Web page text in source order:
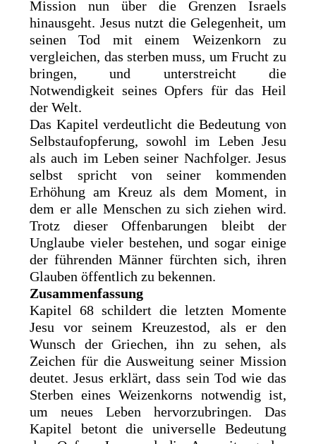
Mission nun über die Grenzen Israels
hinausgeht. Jesus nutzt die Gelegenheit, um
seinen Tod mit einem Weizenkorn zu
vergleichen, das sterben muss, um Frucht zu
bringen, und unterstreicht die
Notwendigkeit seines Opfers für das Heil
der Welt.
Das Kapitel verdeutlicht die Bedeutung von
Selbstaufopferung, sowohl im Leben Jesu
als auch im Leben seiner Nachfolger. Jesus
selbst spricht von seiner kommenden
Erhöhung am Kreuz als dem Moment, in
dem er alle Menschen zu sich ziehen wird.
Trotz dieser Offenbarungen bleibt der
Unglaube vieler bestehen, und sogar einige
der führenden Männer fürchten sich, ihren
Glauben öffentlich zu bekennen.
Zusammenfassung
Kapitel 68 schildert die letzten Momente
Jesu vor seinem Kreuzestod, als er den
Wunsch der Griechen, ihn zu sehen, als
Zeichen für die Ausweitung seiner Mission
deutet. Jesus erklärt, dass sein Tod wie das
Sterben eines Weizenkorns notwendig ist,
um neues Leben hervorzubringen. Das
Kapitel betont die universelle Bedeutung